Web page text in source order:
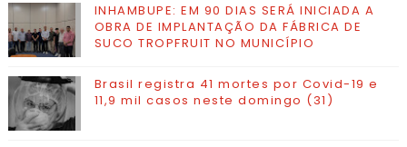
INHAMBUPE: EM 90 DIAS SERÁ INICIADA A
OBRA DE IMPLANTAÇÃO DA FÁBRICA DE
SUCO TROPFRUIT NO MUNICÍPIO
Brasil registra 41 mortes por Covid-19 e
11,9 mil casos neste domingo (31)